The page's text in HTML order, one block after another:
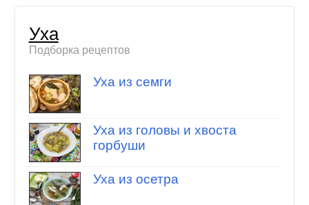
Уха
Подборка рецептов
Уха из семги
Уха из головы и хвоста
горбуши
Уха из осетра